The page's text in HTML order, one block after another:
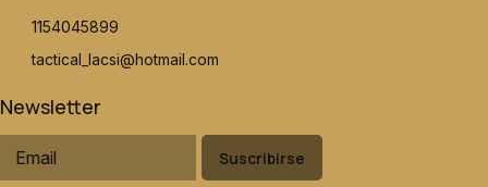
1154045899
tactical_lacsi@hotmail.com
Newsletter
Suscribirse